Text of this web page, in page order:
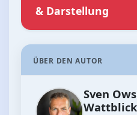
& Darstellung
ÜBER DEN AUTOR
Sven